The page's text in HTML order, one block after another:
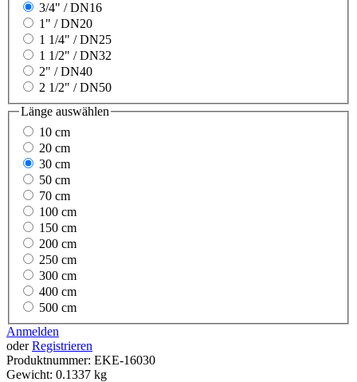
3/4" / DN16
1" / DN20
1 1/4" / DN25
1 1/2" / DN32
2" / DN40
2 1/2" / DN50
Länge auswählen
10 cm
20 cm
30 cm
50 cm
70 cm
100 cm
150 cm
200 cm
250 cm
300 cm
400 cm
500 cm
Anmelden
oderRegistrieren
Produktnummer: EKE-16030
Gewicht: 0.1337 kg